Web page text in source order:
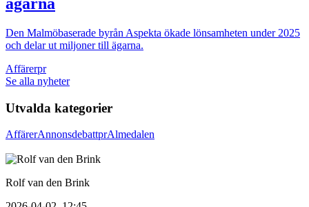
Den Malmöbaserade byrån Aspekta ökade lönsamheten under 2025
och delar ut miljoner till ägarna.
Affärerpr
Se alla nyheter
Utvalda kategorier
AffärerAnnonsdebattprAlmedalen
Rolf van den Brink